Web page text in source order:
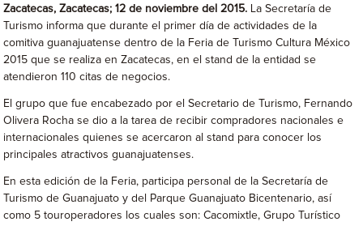
Zacatecas, Zacatecas; 12 de noviembre del 2015. La Secretaría de
Turismo informa que durante el primer día de actividades de la
comitiva guanajuatense dentro de la Feria de Turismo Cultura México
2015 que se realiza en Zacatecas, en el stand de la entidad se
atendieron 110 citas de negocios.
El grupo que fue encabezado por el Secretario de Turismo, Fernando
Olivera Rocha se dio a la tarea de recibir compradores nacionales e
internacionales quienes se acercaron al stand para conocer los
principales atractivos guanajuatenses.
En esta edición de la Feria, participa personal de la Secretaría de
Turismo de Guanajuato y del Parque Guanajuato Bicentenario, así
como 5 touroperadores los cuales son: Cacomixtle, Grupo Turístico